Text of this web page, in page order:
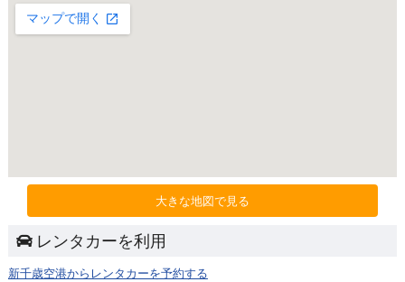
大きな地図で見る
レンタカーを利用
新千歳空港からレンタカーを予約する